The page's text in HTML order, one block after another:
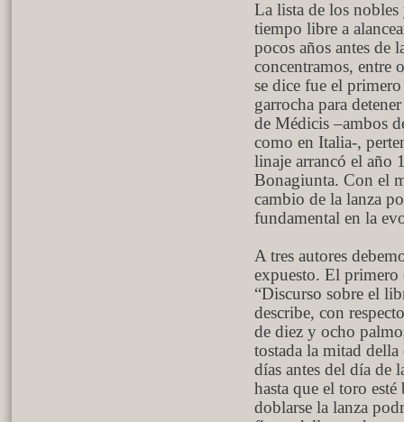
La lista de los nobles
tiempo libre a
pocos años antes de
concentramos, entre
se dice fue el
garrocha para
de Médicis –ambos
como en Italia-,
linaje arrancó el año
Bonagiunta. Con el
cambio de la lanza
fundamental en la
A tres autores
expuesto. El
“Discurso sobre el
describe, con
de diez y ocho
tostada la mitad
días antes del día de
hasta que el toro
doblarse la lanza